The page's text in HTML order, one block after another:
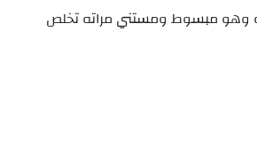
وهو مبسوط ومستني مراته تخلص